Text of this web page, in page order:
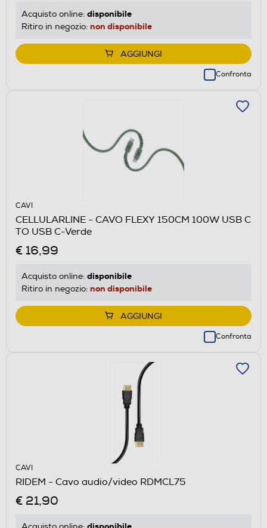
Acquisto online: disponibile
Ritiro in negozio: non disponibile
AGGIUNGI
Confronta
CAVI
CELLULARLINE - CAVO FLEXY 150CM 100W USB C
TO USB C-Verde
€ 16,99
Acquisto online: disponibile
Ritiro in negozio: non disponibile
AGGIUNGI
Confronta
CAVI
RIDEM - Cavo audio/video RDMCL75
€ 21,90